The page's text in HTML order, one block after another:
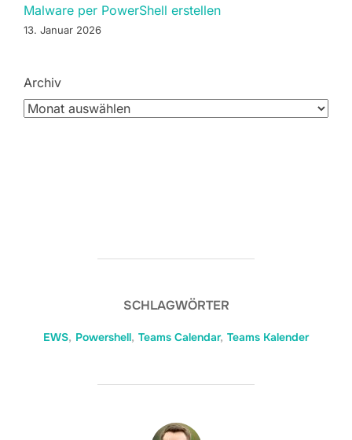
Malware per PowerShell erstellen
13. Januar 2026
Archiv
SCHLAGWÖRTER
EWS, Powershell, Teams Calendar, Teams Kalender
BEITRAGSAUTOR